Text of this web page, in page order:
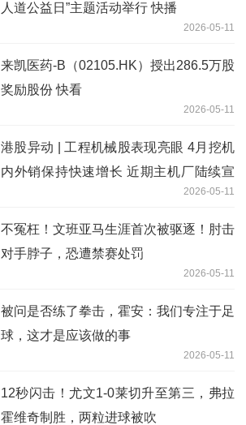
人道公益日”主题活动举行 快播
2026-05-11
来凯医药-B（02105.HK）授出286.5万股
奖励股份 快看
2026-05-11
港股异动 | 工程机械股表现亮眼 4月挖机
内外销保持快速增长 近期主机厂陆续宣
2026-05-11
不冤枉！文班亚马生涯首次被驱逐！肘击
对手脖子，恐遭禁赛处罚
2026-05-11
被问是否练了拳击，霍安：我们专注于足
球，这才是应该做的事
2026-05-11
12秒闪击！尤文1-0莱切升至第三，弗拉
霍维奇制胜，两粒进球被吹